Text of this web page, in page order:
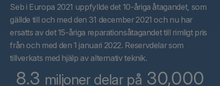
Seb i Europa 2021 uppfyllde det 10-åriga åtagandet, som
gällde till och med den 31 december 2021 och nu har
ersatts av det 15-åriga reparationsåtagandet till rimligt pris
från och med den 1 januari 2022. Reservdelar som
tillverkats med hjälp av alternativ teknik.
8.3 miljoner delar på 30,000